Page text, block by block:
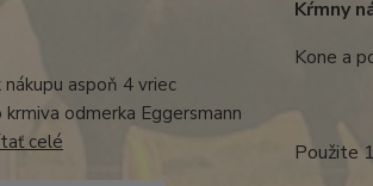
nákupu aspoň 4 vriec
odmerka Eggersmann
celé
Kŕmny
Kone a
Použite